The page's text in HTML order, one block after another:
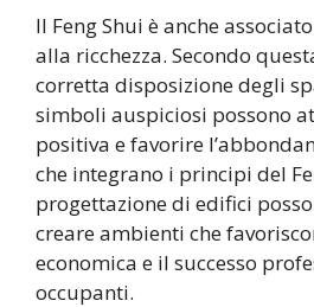
Il Feng Shui è anche
alla ricchezza. Secondo
corretta disposizione degli
simboli auspiciosi possono
positiva e favorire
che integrano i principi del
progettazione di edifici
creare ambienti che
economica e il successo
occupanti.